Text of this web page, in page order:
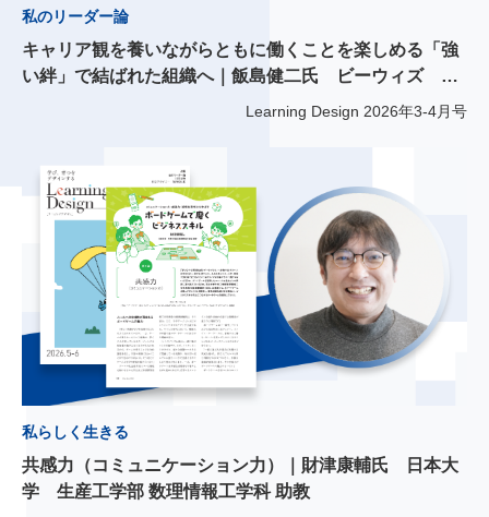
私のリーダー論
キャリア観を養いながらともに働くことを楽しめる「強
い絆」で結ばれた組織へ｜飯島健二氏 ビーウィズ 代
Learning Design 2026年3-4月号
私らしく生きる
共感力（コミュニケーション力）｜財津康輔氏 日本大
学 生産工学部 数理情報工学科 助教